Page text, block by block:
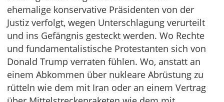
ehemalige konservative Präsidenten von der
Justiz verfolgt, wegen Unterschlagung verurteilt
und ins Gefängnis gesteckt werden. Wo Rechte
und fundamentalistische Protestanten sich von
Donald Trump verraten fühlen. Wo, anstatt an
einem Abkommen über nukleare Abrüstung zu
rütteln wie dem mit Iran oder an einem Vertrag